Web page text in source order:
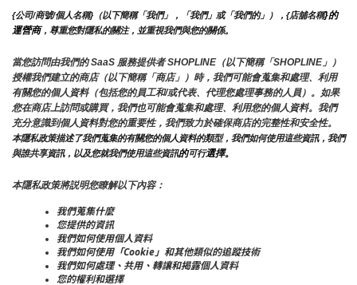
{公司/商號/個人名稱}（以下簡稱「我們」，「我們」或「我們的」），{店舖名稱}的
運營商，尊重您對隱私的關注，並重視我們與您的關係。
當您訪問由我們的 SaaS 服務提供者 SHOPLINE（以下簡稱「SHOPLINE」）
授權我們建立的商店（以下簡稱「商店」）時，我們可能會蒐集和處理、利用
有關您的個人資料（包括您的員工和/或代表、代理您處理事務的人員）。如果
您在商店上訪問或購買，我們也可能會蒐集和處理、利用您的個人資料。我們
充分意識到個人資料對您的重要性，我們致力於確保商店的完整性和安全性。
本隱私政策描述了我們蒐集的有關您的個人資料的類型，我們如何使用這些資訊，我們
與誰共享資訊，以及您就我們使用這些資訊的可行選擇。
本隱私政策將説明您瞭解以下內容：
我們蒐集什麼
您提供的資訊
我們如何使用個人資料
我們如何使用「Cookie」和其他類似的追蹤技術
我們如何處理、共用、轉讓和揭露個人資料
您的權利和選擇